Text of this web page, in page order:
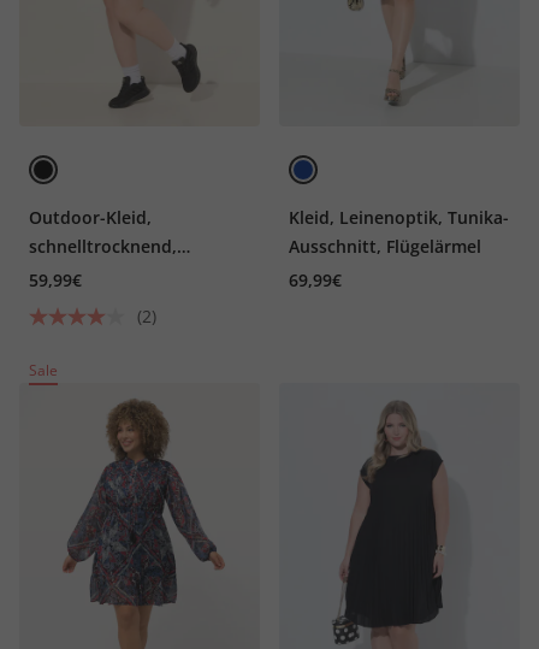
Outdoor-Kleid,
schnelltrocknend,
Rundhals, ärmellos
59,99€
(2)
Kleid, Leinenoptik, Tunika-
Ausschnitt, Flügelärmel
69,99€
Sale